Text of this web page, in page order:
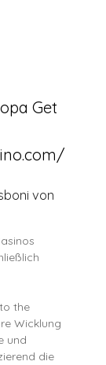
Get
von
the
Wicklung
und
die